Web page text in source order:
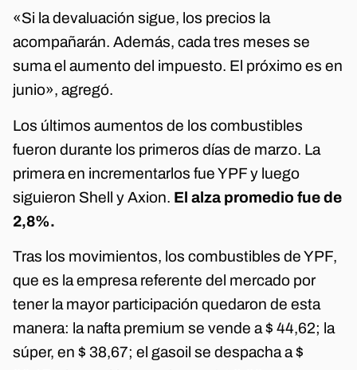
«Si la devaluación sigue, los precios la
acompañarán. Además, cada tres meses se
suma el aumento del impuesto. El próximo es en
junio», agregó.
Los últimos aumentos de los combustibles
fueron durante los primeros días de marzo. La
primera en incrementarlos fue YPF y luego
siguieron Shell y Axion. El alza promedio fue de
2,8%.
Tras los movimientos, los combustibles de YPF,
que es la empresa referente del mercado por
tener la mayor participación quedaron de esta
manera: la nafta premium se vende a $ 44,62; la
súper, en $ 38,67; el gasoil se despacha a $